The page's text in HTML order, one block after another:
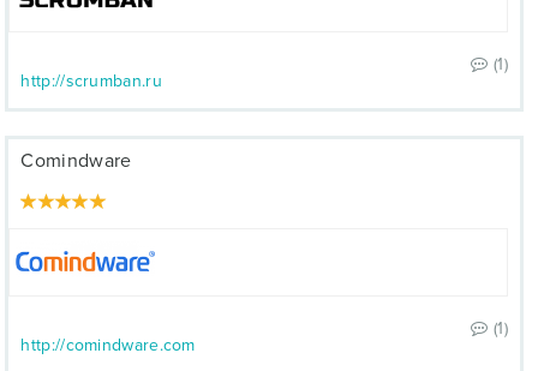
(1)
http://scrumban.ru
Comindware
(1)
http://comindware.com